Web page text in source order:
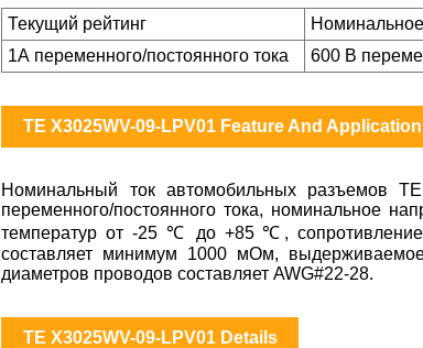
Текущий рейтинг
1А переменного/постоянного тока
600 В
TE X3025WV-09-LPV01 Feature And Application
Номинальный ток автомобильных разъемов
переменного/постоянного тока, номинальное
температур от -25 ℃ до +85 ℃, сопротивление
составляет минимум 1000 мОм,
диаметров проводов составляет AWG#22-28.
TE X3025WV-09-LPV01 Details